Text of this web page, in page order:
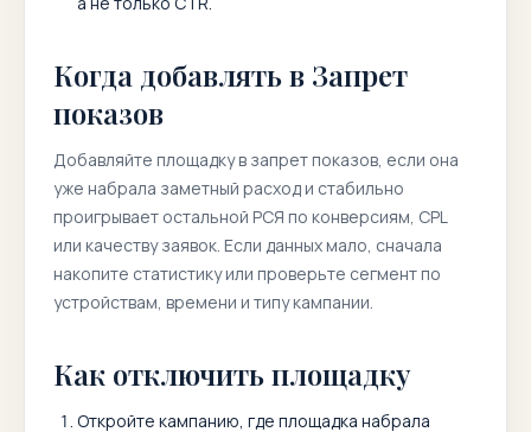
Когда добавлять в Запрет
показов
Добавляйте площадку в запрет показов, если она
уже набрала заметный расход и стабильно
проигрывает остальной РСЯ по конверсиям, CPL
или качеству заявок. Если данных мало, сначала
накопите статистику или проверьте сегмент по
устройствам, времени и типу кампании.
Как отключить площадку
Откройте кампанию, где площадка набрала